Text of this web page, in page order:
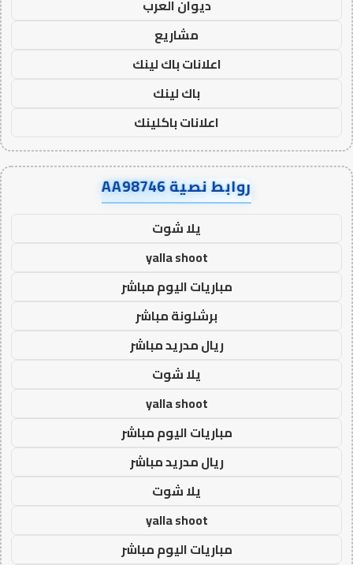
ديوان العرب
مشاريع
اعلانات باك لينك
باك لينك
اعلانات باكلينك
روابط نصية AA98746
يلا شوت
yalla shoot
مباريات اليوم مباشر
برشلونة مباشر
ريال مدريد مباشر
يلا شوت
yalla shoot
مباريات اليوم مباشر
ريال مدريد مباشر
يلا شوت
yalla shoot
مباريات اليوم مباشر